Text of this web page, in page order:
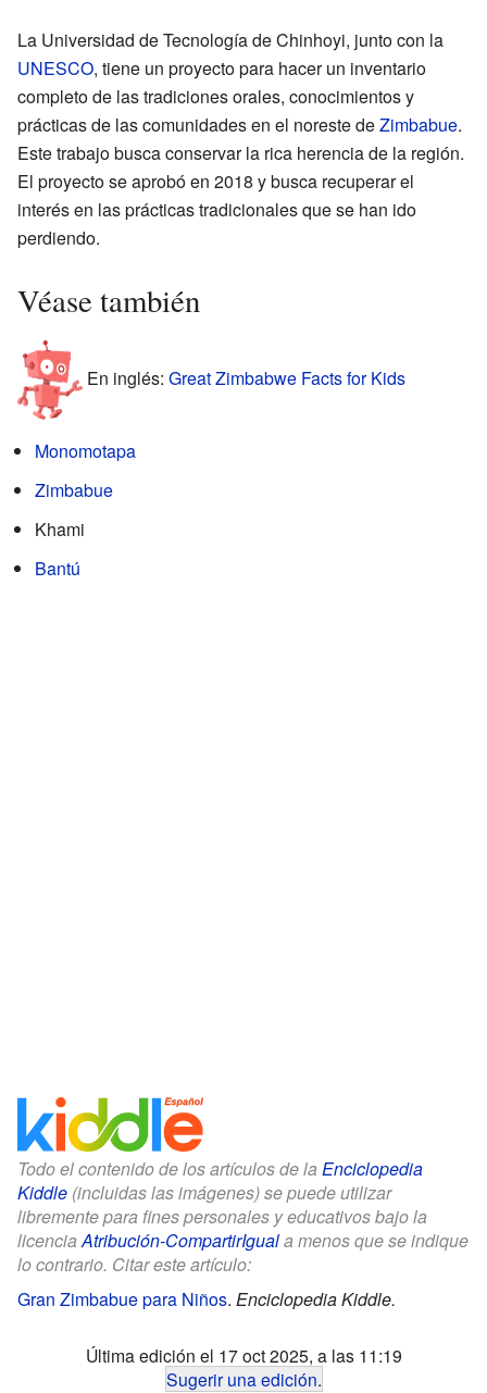
La Universidad de Tecnología de Chinhoyi, junto con la
UNESCO, tiene un proyecto para hacer un inventario
completo de las tradiciones orales, conocimientos y
prácticas de las comunidades en el noreste deZimbabue.
Este trabajo busca conservar la rica herencia de la región.
El proyecto se aprobó en 2018 y busca recuperar el
interés en las prácticas tradicionales que se han ido
perdiendo.
Véase también
En inglés: Great Zimbabwe Facts for Kids
Monomotapa
Zimbabue
Khami
Bantú
Todo el contenido de los artículos de la Enciclopedia
Kiddle (incluidas las imágenes) se puede utilizar
libremente para fines personales y educativos bajo la
licenciaAtribución-CompartirIguala menos que se indique
lo contrario. Citar este artículo:
Gran Zimbabue para Niños. Enciclopedia Kiddle.
Última edición el 17 oct 2025, a las 11:19
Sugerir una edición.